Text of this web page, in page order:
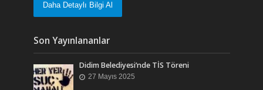
Daha Detaylı Bilgi Al
Son Yayınlananlar
Didim Belediyesi’nde TİS Töreni
27 Mayıs 2025